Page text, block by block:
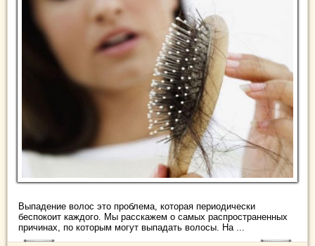
Выпадение волос это проблема, которая периодически
беспокоит каждого. Мы расскажем о самых распространенных
причинах, по которым могут выпадать волосы. На ...